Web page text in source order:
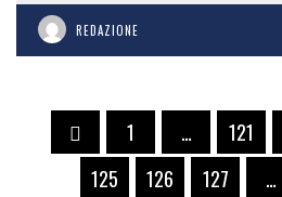
REDAZIONE
1 … 121
125
126 127 …